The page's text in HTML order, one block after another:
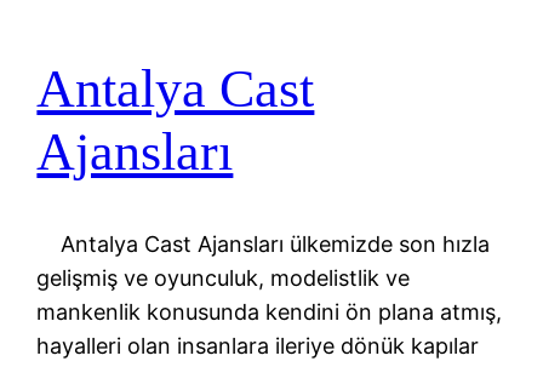
Antalya Cast
Ajansları
Antalya Cast Ajansları ülkemizde son hızla
gelişmiş ve oyunculuk, modelistlik ve
mankenlik konusunda kendini ön plana atmış,
hayalleri olan insanlara ileriye dönük kapılar